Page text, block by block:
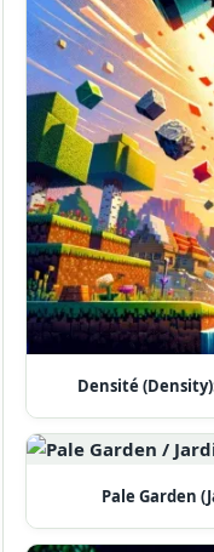
Densité
Pale Garden